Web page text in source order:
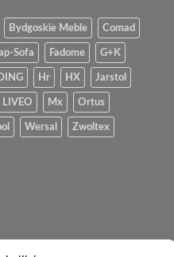
Bydgoskie Meble Comad
Sofa Fadome G+K
Hr HX Jarstol
LIVEO Mx Ortus
Wersal Zwoltex